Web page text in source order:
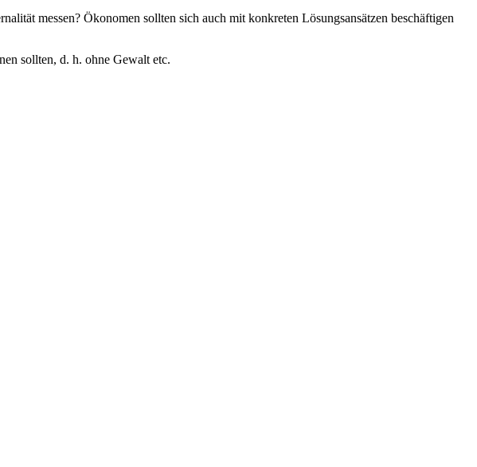
messen? Ökonomen sollten sich auch mit konkreten Lösungsansätzen beschäftigen
sollten, d. h. ohne Gewalt etc.